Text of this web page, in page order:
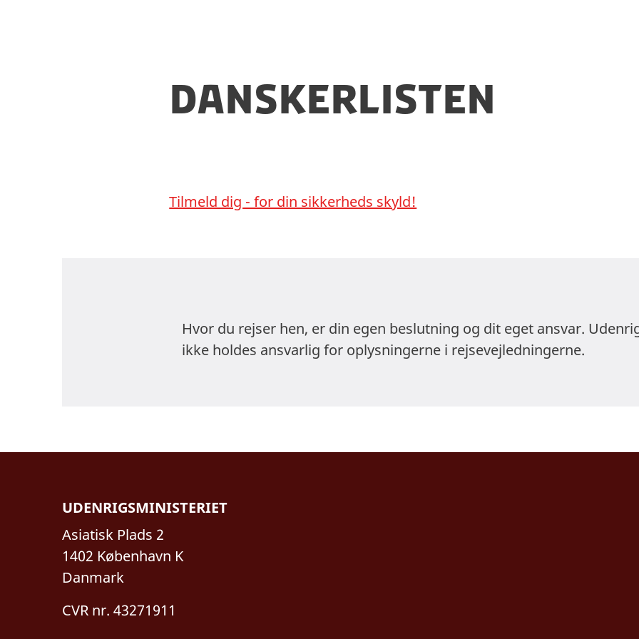
danskerlisten
Tilmeld dig - for din sikkerheds skyld!
Hvor du rejser hen, er din egen beslutning og dit eget ansvar.
ikke holdes ansvarlig for oplysningerne i rejsevejledningerne.
UDENRIGSMINISTERIET
Asiatisk Plads 2
1402 København K
Danmark
CVR nr. 43271911